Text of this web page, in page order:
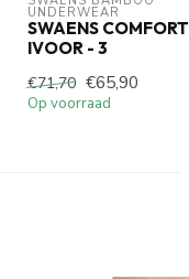
UNDERWEAR
SWAENS COMFORT
IVOOR - 3
€71,70 €65,90
Op voorraad